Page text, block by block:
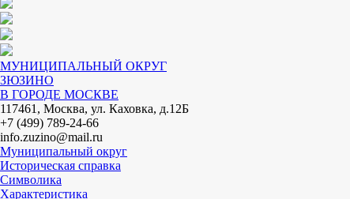
МУНИЦИПАЛЬНЫЙ ОКРУГ
ЗЮЗИНО
В ГОРОДЕ МОСКВЕ
117461, Москва, ул. Каховка, д.12Б
+7 (499) 789-24-66
info.zuzino@mail.ru
Муниципальный округ
Историческая справка
Символика
Характеристика